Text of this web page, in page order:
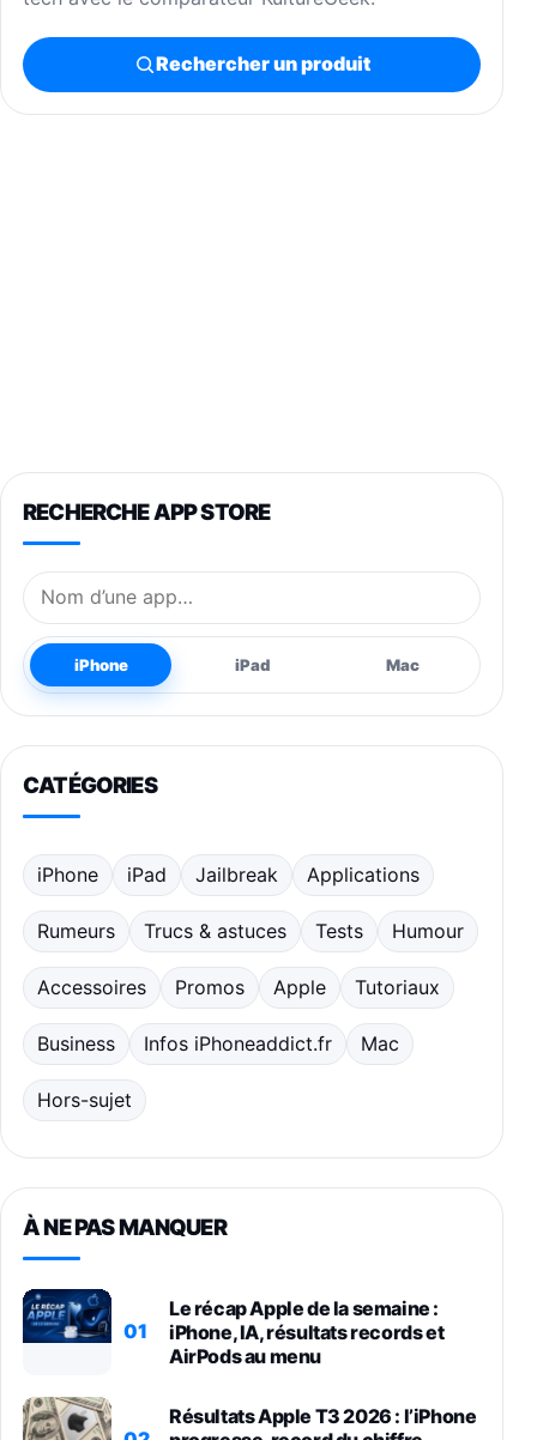
Rechercher un produit
RECHERCHE APP STORE
Nom de l’application
iPhone iPad Mac
CATÉGORIES
iPhone iPad Jailbreak Applications
Rumeurs Trucs & astuces Tests Humour
Accessoires Promos Apple Tutoriaux
Business Infos iPhoneaddict.fr Mac
Hors-sujet
À NE PAS MANQUER
01
Le récap Apple de la semaine :
iPhone, IA, résultats records et
AirPods au menu
Résultats Apple T3 2026 : l’iPhone